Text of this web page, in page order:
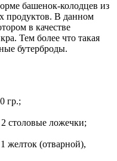
башенок-колодцев из
продуктов. В данном
в качестве
Тем более что такая
бутерброды.
гр.;
столовые ложечки;
желток (отварной),